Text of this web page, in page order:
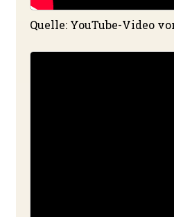
Quelle: YouTube-Video